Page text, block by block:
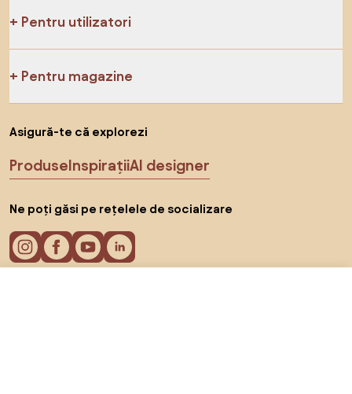
Pentru utilizatori
Pentru magazine
Asigură-te că explorezi
ProduseInspirațiiAI designer
Ne poți găsi pe rețelele de socializare